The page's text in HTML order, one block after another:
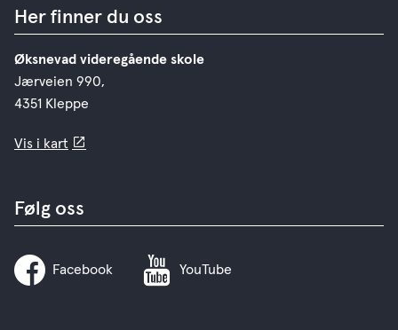
Her finner du oss
Øksnevad videregående skole
Jærveien 990,
4351 Kleppe
Vis i kart
Følg oss
Facebook YouTube